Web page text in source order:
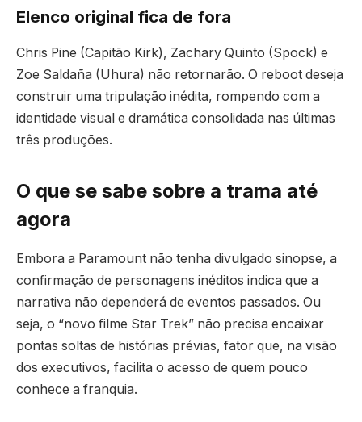
Elenco original fica de fora
Chris Pine (Capitão Kirk), Zachary Quinto (Spock) e
Zoe Saldaña (Uhura) não retornarão. O reboot deseja
construir uma tripulação inédita, rompendo com a
identidade visual e dramática consolidada nas últimas
três produções.
O que se sabe sobre a trama até
agora
Embora a Paramount não tenha divulgado sinopse, a
confirmação de personagens inéditos indica que a
narrativa não dependerá de eventos passados. Ou
seja, o “novo filme Star Trek” não precisa encaixar
pontas soltas de histórias prévias, fator que, na visão
dos executivos, facilita o acesso de quem pouco
conhece a franquia.